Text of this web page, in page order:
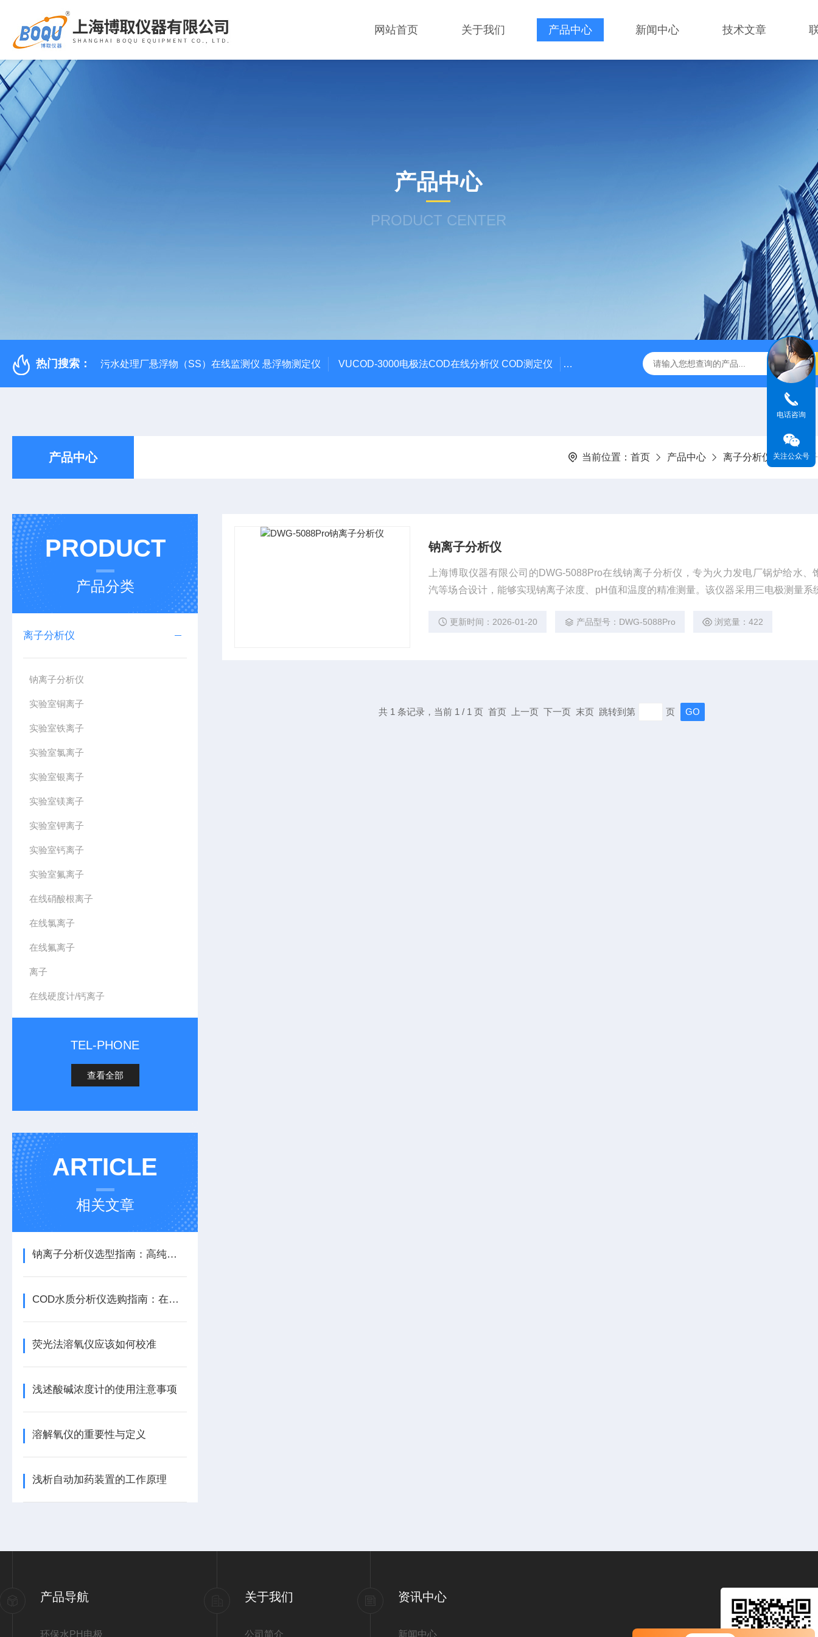
网站首页 关于我们 产品中心 新闻中心 技术文章
产品中心
PRODUCT CENTER
热门搜索： 污水处理厂悬浮物（SS）在线监测仪 悬浮物测定仪 VUCOD-3000电极法COD在线分析仪 COD测定仪 DDG-2090AX耐高温耐压工业电导率仪 在线电导仪
产品中心 当前位置： 首页 产品中心 离子分析仪 钠离
PRODUCT
产品分类
离子分析仪
钠离子分析仪
实验室铜离子
实验室铁离子
实验室氯离子
实验室银离子
实验室镁离子
实验室钾离子
实验室钙离子
实验室氟离子
在线硝酸根离子
在线氯离子
在线氟离子
离子
在线硬度计/钙离子
TEL-PHONE
查看全部
ARTICLE
相关文章
钠离子分析仪选型指南：高纯水应用场景与关键技术指标
COD水质分析仪选购指南：在线监测与便携检测方案全解析
荧光法溶氧仪应该如何校准
浅述酸碱浓度计的使用注意事项
溶解氧仪的重要性与定义
浅析自动加药装置的工作原理
钠离子分析仪
上海博取仪器有限公司的DWG-5088Pro在线钠离子分析仪，专为火力发电厂锅炉给水、
汽等场合设计，能够实现钠离子浓度、pH值和温度的精准测量。该仪器采用三电极测量系
更新时间：2026-01-20 产品型号：DWG-5088Pro 浏览量：422
共 1 条记录，当前 1 / 1 页 首页 上一页 下一页 末页 跳转到第 页
产品导航
环保水PH电极
关于我们
公司简介
资讯中心
新闻中心
电话咨询
关注公众号